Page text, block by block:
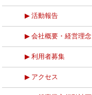
活動報告
会社概要・経営理念
利用者募集
アクセス